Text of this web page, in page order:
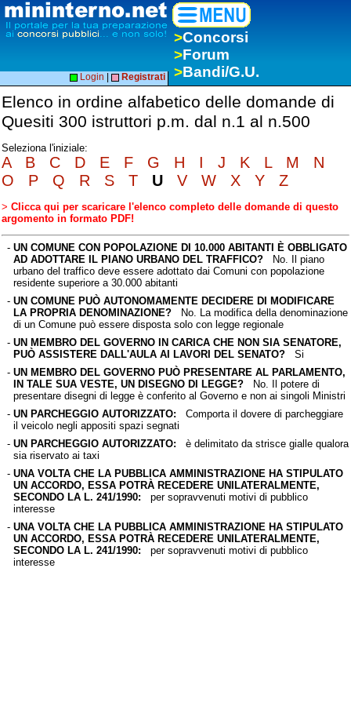
>Concorsi
>Forum
>Bandi/G.U.
Login Registrati
Elenco in ordine alfabetico delle domande di
Quesiti 300 istruttori p.m. dal n.1 al n.500
Seleziona l'iniziale:
A B C D E F G H I J K L M
N
O
P Q R S T U V W X Y Z
> Clicca qui per scaricare l'elenco completo delle domande di questo
argomento in formato PDF!
- UN COMUNE CON POPOLAZIONE DI 10.000 ABITANTI È OBBLIGATO
AD ADOTTARE IL PIANO URBANO DEL TRAFFICO?No. Il piano
urbano del traffico deve essere adottato dai Comuni con popolazione
residente superiore a 30.000 abitanti
- UN COMUNE PUÒ AUTONOMAMENTE DECIDERE DI MODIFICARE
LA PROPRIA DENOMINAZIONE?No. La modifica della denominazione
di un Comune può essere disposta solo con legge regionale
- UN MEMBRO DEL GOVERNO IN CARICA CHE NON SIA SENATORE,
PUÒ ASSISTERE DALL'AULA AI LAVORI DEL SENATO?Si
- UN MEMBRO DEL GOVERNO PUÒ PRESENTARE AL PARLAMENTO,
IN TALE SUA VESTE, UN DISEGNO DI LEGGE?No. Il potere di
presentare disegni di legge è conferito al Governo e non ai singoli Ministri
- UN PARCHEGGIO AUTORIZZATO: Comporta il dovere di parcheggiare
il veicolo negli appositi spazi segnati
- UN PARCHEGGIO AUTORIZZATO: è delimitato da strisce gialle qualora
sia riservato ai taxi
- UNA VOLTA CHE LA PUBBLICA AMMINISTRAZIONE HA STIPULATO
UN ACCORDO, ESSA POTRÀ RECEDERE UNILATERALMENTE,
SECONDO LA L. 241/1990: per sopravvenuti motivi di pubblico
interesse
- UNA VOLTA CHE LA PUBBLICA AMMINISTRAZIONE HA STIPULATO
UN ACCORDO, ESSA POTRÀ RECEDERE UNILATERALMENTE,
SECONDO LA L. 241/1990: per sopravvenuti motivi di pubblico
interesse